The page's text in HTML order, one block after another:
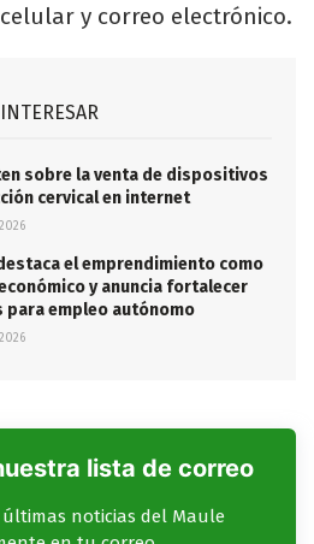
y correo electrónico.
sobre la venta de dispositivos
cervical en internet
el emprendimiento como
y anuncia fortalecer
para empleo autónomo
lista de correo
últimas noticias del Maule